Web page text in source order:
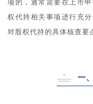
项的，通常需要在上市
权代持相关事项进行充
对股权代持的具体核查要
一